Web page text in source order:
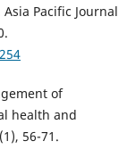
Pacific Journal
of
health and
56-71.